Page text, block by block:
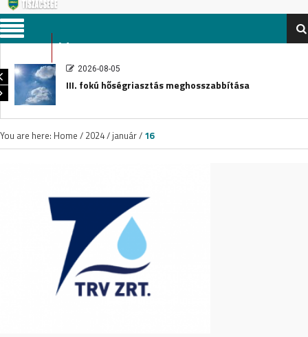
Menu
2026-08-05
III. fokú hőségriasztás meghosszabbítása
You are here: Home / 2024/ január/ 16